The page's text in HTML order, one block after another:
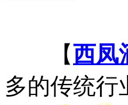
【西凤
多的传统行